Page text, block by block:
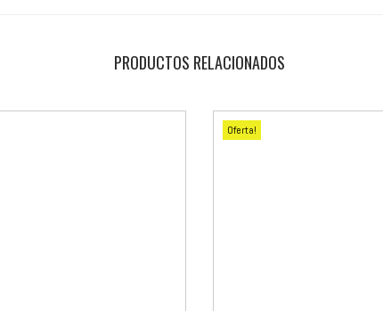
PRODUCTOS RELACIONADOS
Oferta!